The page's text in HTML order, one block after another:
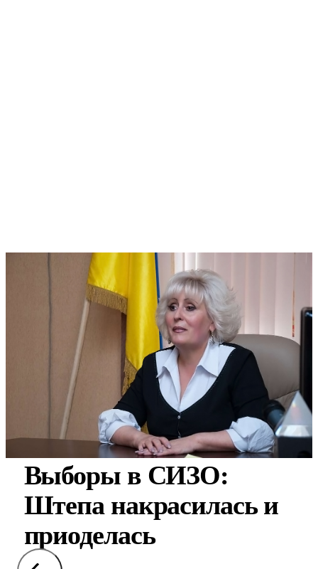
Выборы в СИЗО:
Штепа накрасилась и
приоделась